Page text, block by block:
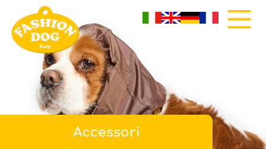
Accessori